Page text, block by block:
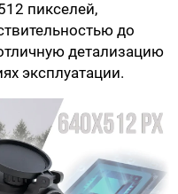
пикселей,
до
детализацию
эксплуатации.